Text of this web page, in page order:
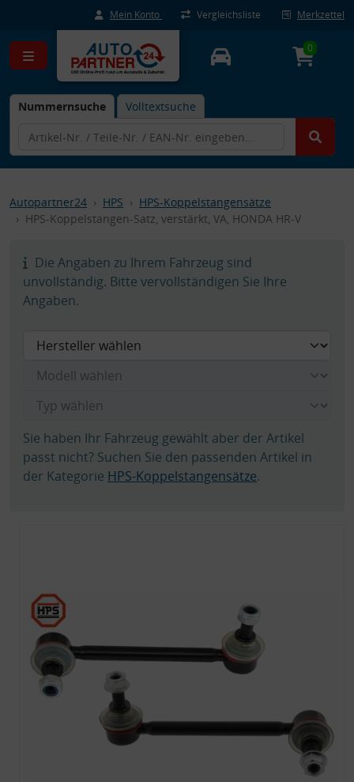
Mein Konto Vergleichsliste Merkzettel
Nummernsuche Volltextsuche
0
Autopartner24 HPS
HPS-Koppelstangensätze
HPS-Koppelstangen-Satz, verstärkt, VA, HONDA HR-V
Die Angaben zu Ihrem Fahrzeug sind
unvollständig. Bitte vervollständigen Sie Ihre
Angaben.
Sie haben Ihr Fahrzeug gewählt aber der Artikel
passt nicht? Suchen Sie den passenden Artikel in
der Kategorie HPS-Koppelstangensätze.